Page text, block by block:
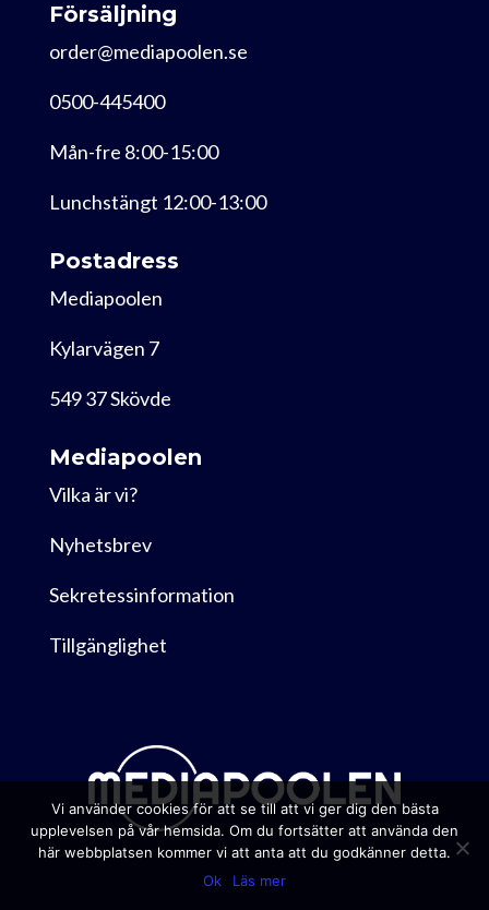
Försäljning
order@mediapoolen.se
0500-445400
Mån-fre 8:00-15:00
Lunchstängt 12:00-13:00
Postadress
Mediapoolen
Kylarvägen 7
549 37 Skövde
Mediapoolen
Vilka är vi?
Nyhetsbrev
Sekretessinformation
Tillgänglighet
Vi använder cookies för att se till att vi ger dig den bästa
upplevelsen på vår hemsida. Om du fortsätter att använda den
här webbplatsen kommer vi att anta att du godkänner detta.
Ok
Läs mer